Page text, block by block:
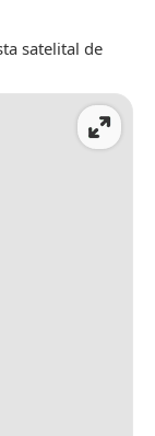
satelital de